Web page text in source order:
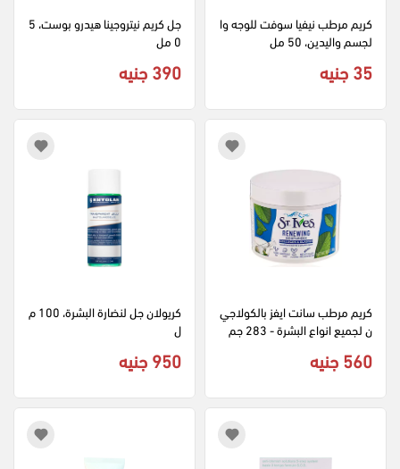
كريم مرطب نيفيا سوفت للوجه وا
لجسم واليدين، 50 مل
35 جنيه
جل كريم نيتروجينا هيدرو بوست، 5
0 مل
390 جنيه
كريم مرطب سانت ايفز بالكولاجي
ن لجميع انواع البشرة - 283 جم
560 جنيه
كريولان جل لنضارة البشرة، 100 م
ل
950 جنيه